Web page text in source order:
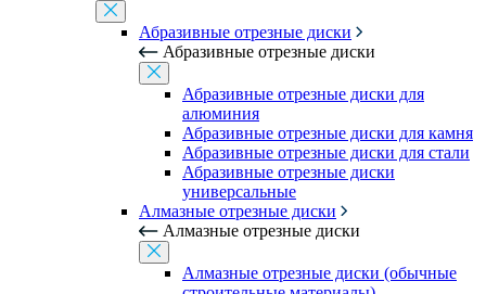
Абразивные отрезные диски
Абразивные отрезные диски
Абразивные отрезные диски для
алюминия
Абразивные отрезные диски для камня
Абразивные отрезные диски для стали
Абразивные отрезные диски
универсальные
Алмазные отрезные диски
Алмазные отрезные диски
Алмазные отрезные диски (обычные